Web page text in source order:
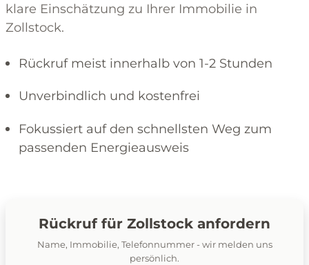
klare Einschätzung zu Ihrer Immobilie in
Zollstock.
Rückruf meist innerhalb von 1-2 Stunden
Unverbindlich und kostenfrei
Fokussiert auf den schnellsten Weg zum
passenden Energieausweis
Rückruf für Zollstock anfordern
Name, Immobilie, Telefonnummer - wir melden uns
persönlich.